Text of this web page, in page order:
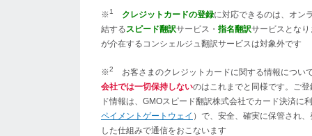
※1 クレジットカードの登録に対応できるのは、オン
結するスピード翻訳サービス・ 指名翻訳サービスとな
が介在するコンシェルジュ翻訳サービスは対象外です
※2
お客さまのクレジットカードに関する情報につい
会社では一切保持しないのはこれまでと同様です。ご
ド情報は、GMOスピード翻訳株式会社でカード決済に
ペイメントゲートウェイ ）で、安全、確実に保管され
した仕組みで通信をおこないます